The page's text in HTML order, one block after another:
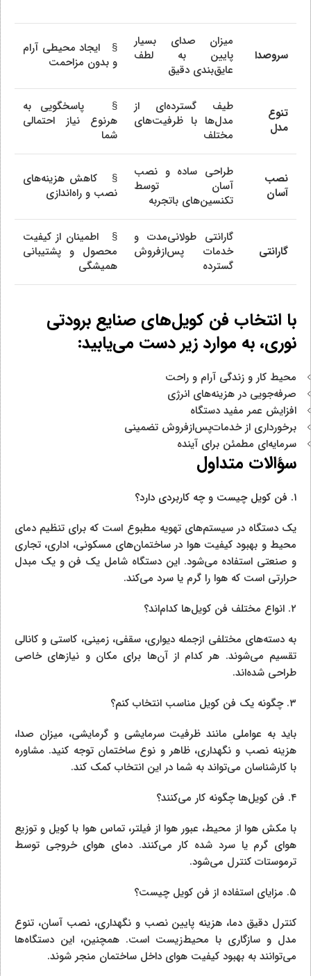
سروصدا
میزان صدای بسیار
پایین به لطف
عایق‌بندی دقیق
§ ایجاد محیطی آرام
و بدون مزاحمت
تنوع
مدل
طیف گسترده‌ای از
مدل‌ها با ظرفیت‌های
مختلف
§ پاسخگویی به
هرنوع نیاز احتمالی
شما
نصب
آسان
طراحی ساده و نصب
آسان توسط
تکنسین‌های باتجربه
§ کاهش هزینه‌های
نصب و راه‌اندازی
گارانتی
گارانتی طولانی‌مدت و
خدمات پس‌ازفروش
گسترده
§ اطمینان از کیفیت
محصول و پشتیبانی
همیشگی
با انتخاب فن کویل‌های صنایع برودتی
نوری، به موارد زیر دست می‌یابید:
محیط کار و زندگی آرام و راحت
صرفه‌جویی در هزینه‌های انرژی
افزایش عمر مفید دستگاه
برخورداری از خدمات‌پس‌ازفروش تضمینی
سرمایه‌ای مطمئن برای آینده
سؤالات متداول
۱. فن کویل چیست و چه کاربردی دارد؟
یک دستگاه در سیستم‌های تهویه مطبوع است که برای تنظیم دمای
محیط و بهبود کیفیت هوا در ساختمان‌های مسکونی، اداری، تجاری
و صنعتی استفاده می‌شود. این دستگاه شامل یک فن و یک مبدل
حرارتی است که هوا را گرم یا سرد می‌کند.
۲. انواع مختلف فن کویل‌ها کدام‌اند؟
به دسته‌های مختلفی ازجمله دیواری، سقفی، زمینی، کاستی و کانالی
تقسیم می‌شوند. هر کدام از آن‌ها برای مکان و نیازهای خاصی
طراحی شده‌اند.
۳. چگونه یک فن کویل مناسب انتخاب کنم؟
باید به عواملی مانند ظرفیت سرمایشی و گرمایشی، میزان صدا،
هزینه نصب و نگهداری، ظاهر و نوع ساختمان توجه کنید. مشاوره
با کارشناسان می‌تواند به شما در این انتخاب کمک کند.
۴. فن کویل‌ها چگونه کار می‌کنند؟
با مکش هوا از محیط، عبور هوا از فیلتر، تماس هوا با کویل و توزیع
هوای گرم یا سرد شده کار می‌کنند. دمای هوای خروجی توسط
ترموستات کنترل می‌شود.
۵. مزایای استفاده از فن کویل چیست؟
کنترل دقیق دما، هزینه پایین نصب و نگهداری، نصب آسان، تنوع
مدل و سازگاری با محیط‌زیست است. همچنین، این دستگاه‌ها
می‌توانند به بهبود کیفیت هوای داخل ساختمان منجر شوند.